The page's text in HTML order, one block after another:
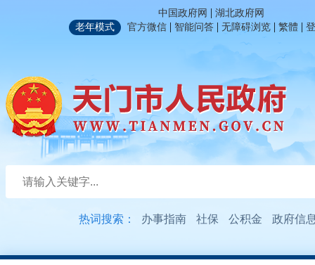
中国政府网 | 湖北政府网
老年模式
官方微信 | 智能问答 | 无障碍浏览 | 繁體 |
热词搜索： 办事指南 社保 公积金 政府信